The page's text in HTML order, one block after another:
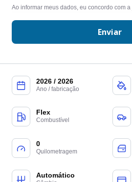
2026 / 2026
Ano / fabricação
Flex
Combustível
0
Quilometragem
Automático
Ao informar meus dados, eu concordo com a
Enviar